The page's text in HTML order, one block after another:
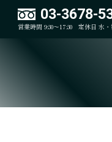
03-3678-
営業時間 9:30～17:30 定休日 水